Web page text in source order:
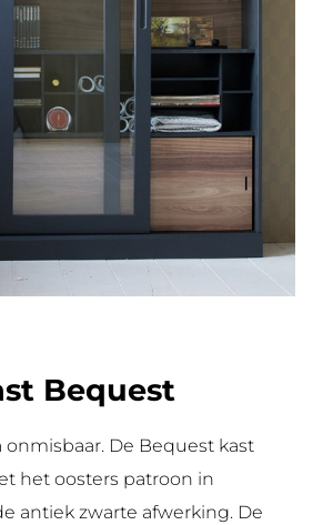
Bequest
De Bequest kast
het oosters patroon in
antiek zwarte afwerking. De